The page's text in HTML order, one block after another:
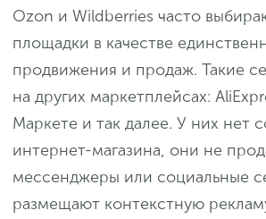
Ozon и Wildberries часто
площадки в качестве
продвижения и продаж. Такие
на других маркетплейсах:
Маркете и так далее. У них нет
интернет-магазина, они не
мессенджеры или социальные
размещают контекстную